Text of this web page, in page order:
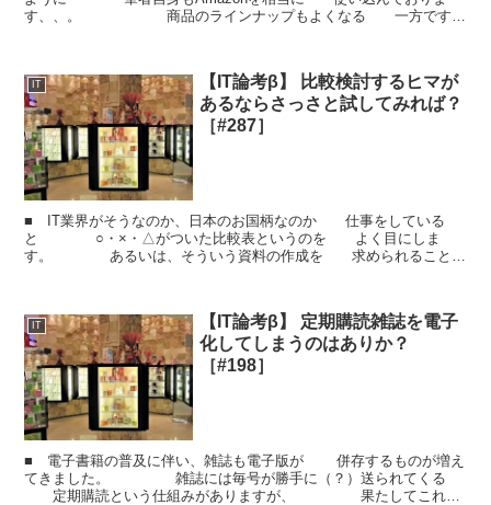
す、、。 商品のラインナップもよくなる 一方です
IT
【IT論考β】 比較検討するヒマが
あるならさっさと試してみれば？
［#287］
■ IT業界がそうなのか、日本のお国柄なのか 仕事をしている
と ○・×・△がついた比較表というのを よく目にしま
す。 あるいは、そういう資料の作成を 求められることも
IT
【IT論考β】 定期購読雑誌を電子
化してしまうのはありか？
［#198］
■ 電子書籍の普及に伴い、雑誌も電子版が 併存するものが増え
てきました。 雑誌には毎号が勝手に（？）送られてくる
定期購読という仕組みがありますが、 果たしてこれを